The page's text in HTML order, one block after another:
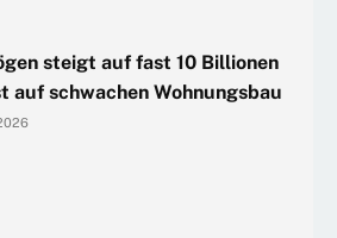
steigt auf fast 10 Billionen
auf schwachen Wohnungsbau